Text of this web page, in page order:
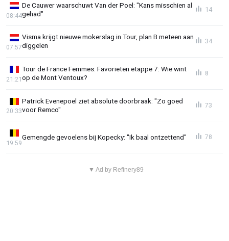
De Cauwer waarschuwt Van der Poel: "Kans misschien al
gehad"
08:44
14
Visma krijgt nieuwe mokerslag in Tour, plan B meteen aan
diggelen
07:57
34
Tour de France Femmes: Favorieten etappe 7: Wie wint
op de Mont Ventoux?
21:21
8
Patrick Evenepoel ziet absolute doorbraak: "Zo goed
voor Remco"
20:33
73
Gemengde gevoelens bij Kopecky: "Ik baal ontzettend"
19:59
78
▼ Ad by Refinery89